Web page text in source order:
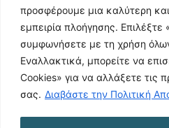
προσφέρουμε μια καλύτερη
εμπειρία πλοήγησης.
συμφωνήσετε με τη χρήση
Εναλλακτικά, μπορείτε να
Cookies» για να αλλάξετε τις
σας. Διαβάστε την Πολιτική